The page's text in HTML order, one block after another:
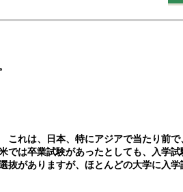
れは、日本、特にアジアで当たり前で
では卒業試験があったとしても、入学
抜がありますが、ほとんどの大学に入